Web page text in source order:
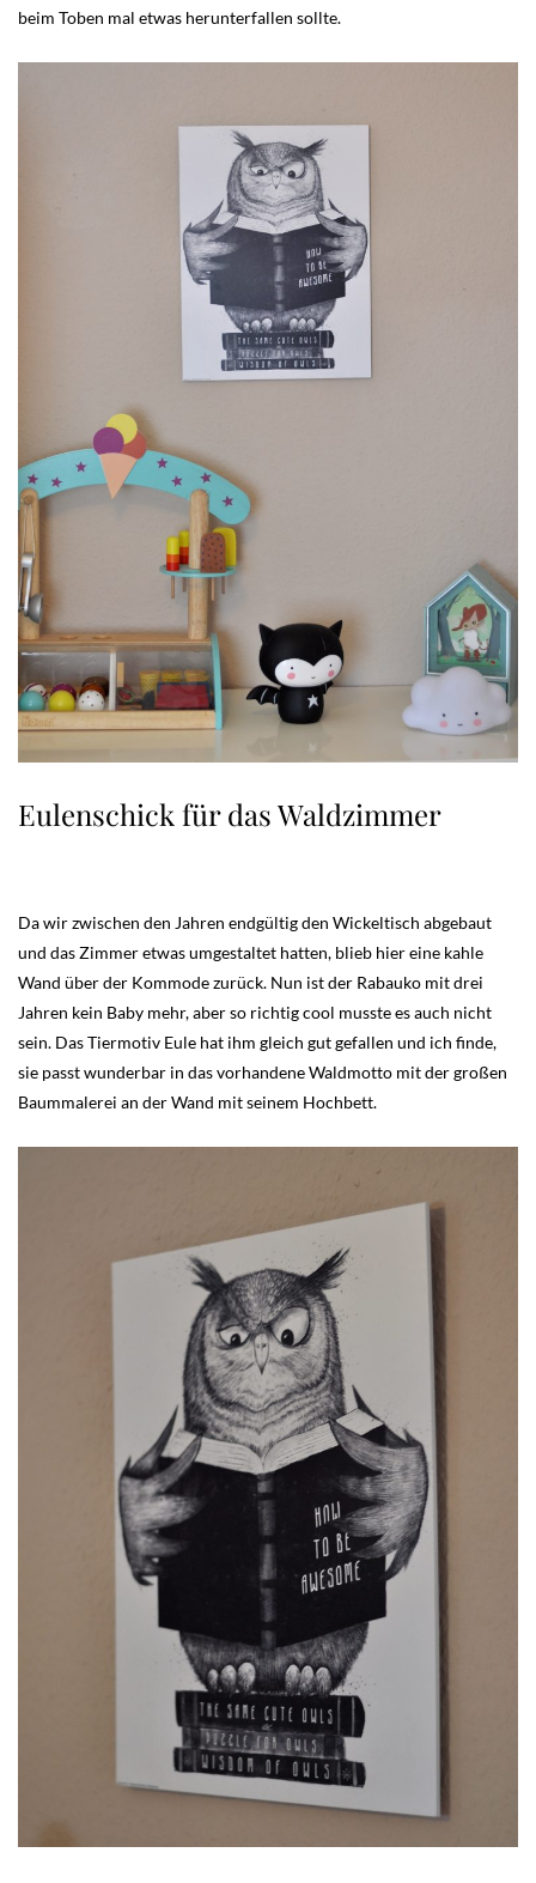
beim Toben mal etwas herunterfallen sollte.
Eulenschick für das Waldzimmer
Da wir zwischen den Jahren endgültig den Wickeltisch abgebaut
und das Zimmer etwas umgestaltet hatten, blieb hier eine kahle
Wand über der Kommode zurück. Nun ist der Rabauko mit drei
Jahren kein Baby mehr, aber so richtig cool musste es auch nicht
sein. Das Tiermotiv Eule hat ihm gleich gut gefallen und ich finde,
sie passt wunderbar in das vorhandene Waldmotto mit der großen
Baummalerei an der Wand mit seinem Hochbett.